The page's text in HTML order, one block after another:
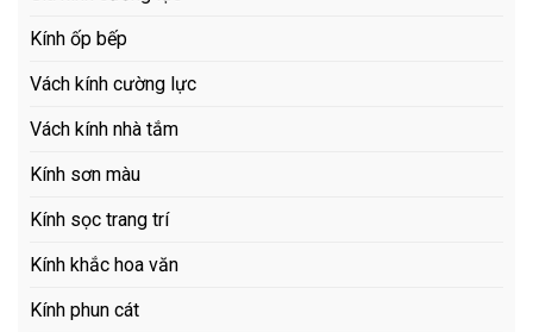
Kính ốp bếp
Vách kính cường lực
Vách kính nhà tắm
Kính sơn màu
Kính sọc trang trí
Kính khắc hoa văn
Kính phun cát